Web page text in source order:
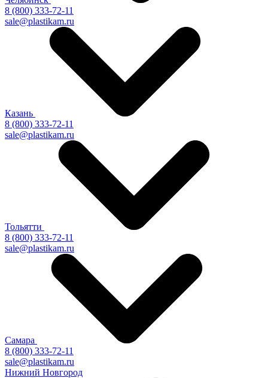
8 (800) 333-72-11
sale@plastikam.ru
Казань
8 (800) 333-72-11
sale@plastikam.ru
Тольятти
8 (800) 333-72-11
sale@plastikam.ru
Самара
8 (800) 333-72-11
sale@plastikam.ru
Нижний Новгород